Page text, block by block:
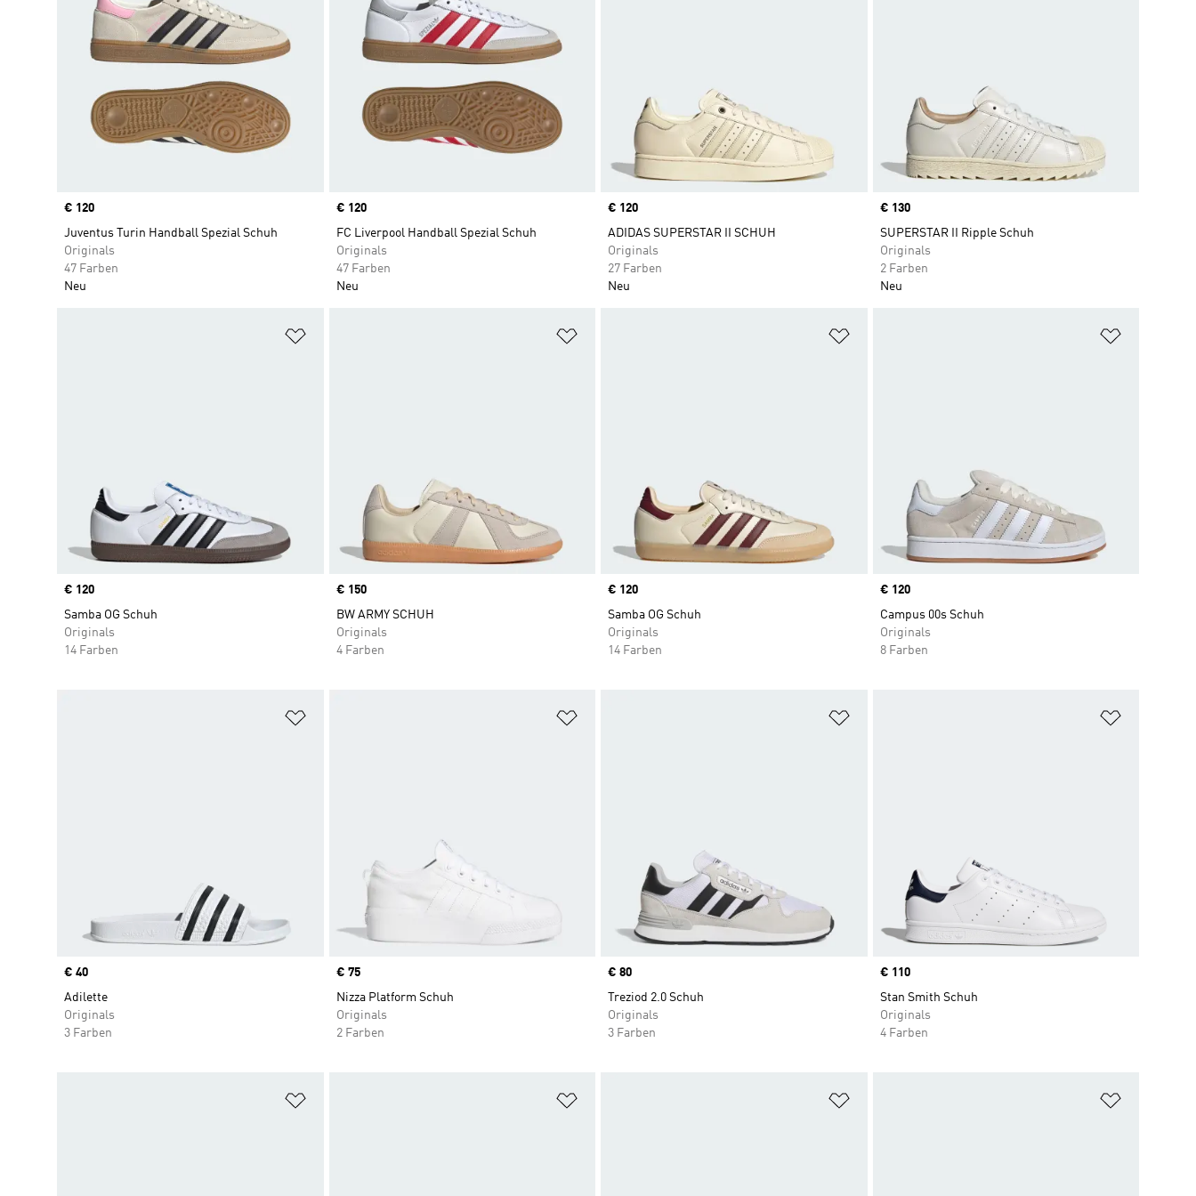
Price
€ 120
Juventus Turin Handball Spezial Schuh
Originals
47 Farben
Neu
Price
€ 120
FC Liverpool Handball Spezial Schuh
Originals
47 Farben
Neu
Price
€ 120
ADIDAS SUPERSTAR II SCHUH
Originals
27 Farben
Neu
Price
€ 130
SUPERSTAR II Ripple Schuh
Originals
2 Farben
Neu
Price
€ 120
Samba OG Schuh
Originals
14 Farben
Price
€ 150
BW ARMY SCHUH
Originals
4 Farben
Price
€ 120
Samba OG Schuh
Originals
14 Farben
Price
€ 120
Campus 00s Schuh
Originals
8 Farben
Price
€ 40
Adilette
Originals
3 Farben
Price
€ 75
Nizza Platform Schuh
Originals
2 Farben
Price
€ 80
Treziod 2.0 Schuh
Originals
3 Farben
Price
€ 110
Stan Smith Schuh
Originals
4 Farben